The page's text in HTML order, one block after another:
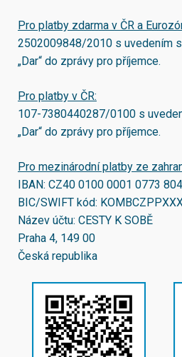
Pro platby zdarma v ČR a
2502009848/2010 s uvedením
„Dar“ do zprávy pro příjemce.
Pro platby v ČR:
107-7380440287/0100 s
„Dar“ do zprávy pro příjemce.
Pro mezinárodní platby ze
IBAN: CZ40 0100 0001 0773
BIC/SWIFT kód:
Název účtu: CESTY K SOBĚ
Praha 4, 149 00
Česká republika